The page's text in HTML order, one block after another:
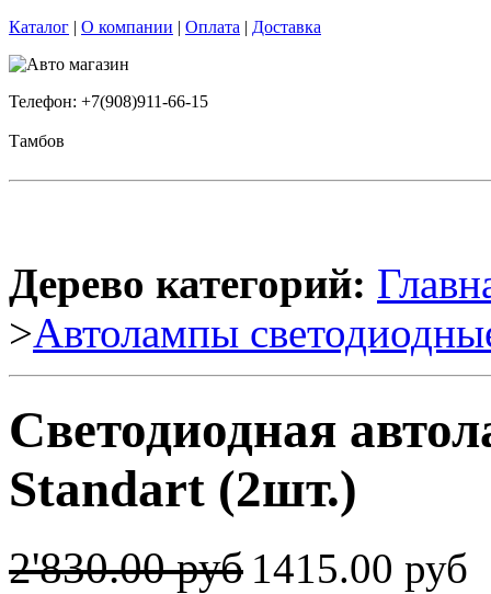
Каталог | О компании | Оплата | Доставка
Телефон: +7(908)911-66-15
Тамбов
Дерево категорий:
>Автолампы
Светодиодная
Standart (2шт.)
2'830.00 руб 1415.00 руб